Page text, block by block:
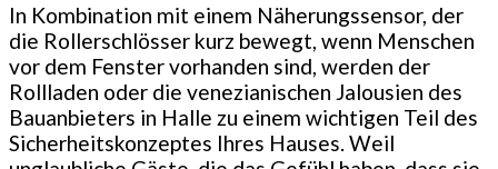
In Kombination mit einem Näherungssensor, der
die Rollerschlösser kurz bewegt, wenn Menschen
vor dem Fenster vorhanden sind, werden der
Rollladen oder die venezianischen Jalousien des
Bauanbieters in Halle zu einem wichtigen Teil des
Sicherheitskonzeptes Ihres Hauses. Weil